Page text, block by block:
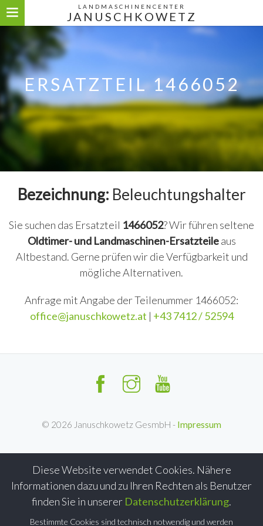
LANDMASCHINENCENTER
JANUSCHKOWETZ
Diese Website verwendet Cookies. Nähere
Informationen dazu und zu Ihren Rechten als Benutzer
finden Sie in unserer Datenschutzerklärung.
Bestimmte Cookies sind technisch notwendig und werden
ERSATZTEIL 1466052
Bezeichnung: Beleuchtungshalter
Sie suchen das Ersatzteil 1466052? Wir führen seltene
Oldtimer- und Landmaschinen-Ersatzteileaus
Altbestand. Gerne prüfen wir die Verfügbarkeit und
mögliche Alternativen.
Anfrage mit Angabe der Teilenummer 1466052:
office@januschkowetz.at | +43 7412 / 52594
© 2026 Januschkowetz GesmbH - Impressum